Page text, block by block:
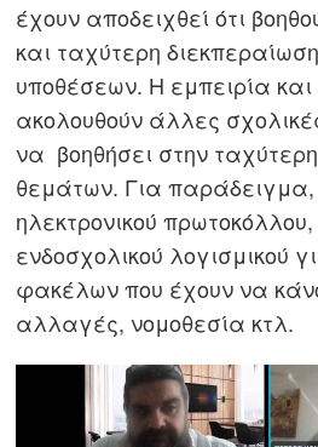
έχουν αποδειχθεί ότι
και ταχύτερη
υποθέσεων. Η εμπειρία και
ακολουθούν άλλες
να βοηθήσει στην ταχύτερη
θεμάτων. Για παράδειγμα,
ηλεκτρονικού
ενδοσχολικού λογισμικού
φακέλων που έχουν να
αλλαγές, νομοθεσία κτλ.
Πλοήγηση
άρθρων